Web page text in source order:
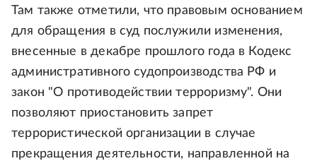
Там также отметили, что правовым основанием
для обращения в суд послужили изменения,
внесенные в декабре прошлого года в Кодекс
административного судопроизводства РФ и
закон "О противодействии терроризму". Они
позволяют приостановить запрет
террористической организации в случае
прекращения деятельности, направленной на